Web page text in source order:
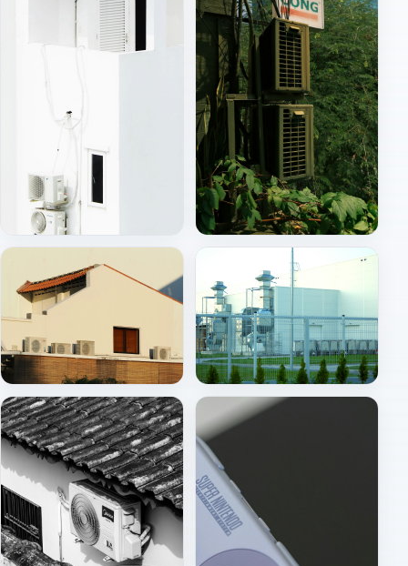
İç ünite (split) Dış ünite montajı
Çatı / merkezi HVAC HVAC santral ve havalandırma